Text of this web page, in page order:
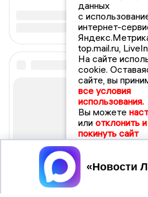
данных
с
интернет-
top.mail.ru,
На сайте
cookie.
сайте, вы
все условия
использования.
Вы можете
или отклонить и
покинуть сайт
Принять